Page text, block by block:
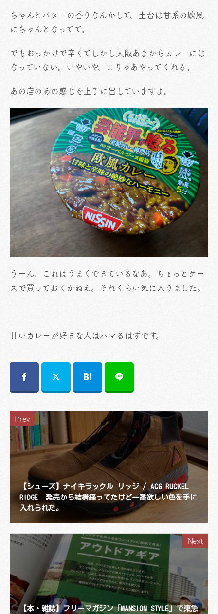
ちゃんとバターの香りなんかして、土台は甘系の欧風
にちゃんとなってて。
でもおっかけで辛くてしかし大阪あまからカレーには
なっていない。いやいや、こりゃあやってくれる。
あの店のあの感じを上手に出していますよ。
うーん、これはうまくできているなあ。ちょっとケー
スで買っておくかねえ。それくらい気に入りました。
甘いカレーが好きな人はハマるはずです。
Prev
【シューズ】ナイキラックル リッジ / ACG RUCKEL
RIDGE 発売から結構経ってたけど一番欲しい色を手に
入れられた。
Next
【本・雑誌】フリーマガジン「MANSION STYLE」で東急